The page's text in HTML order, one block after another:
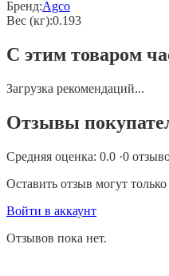
Бренд:Agco
Вес (кг):0.193
С этим товаром
Загрузка рекомендаций...
Отзывы
Средняя оценка: 0.0 ·0
Оставить отзыв могут
Войти в аккаунт
Отзывов пока нет.